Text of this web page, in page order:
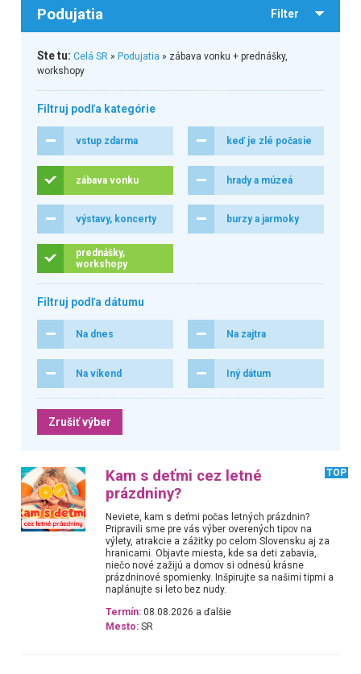
Podujatia Filter
Ste tu: Celá SR» Podujatia » zábava vonku + prednášky,
workshopy
Filtruj podľa kategórie
vstup zdarma keď je zlé počasie
zábava vonku hrady a múzeá
výstavy, koncerty burzy a jarmoky
prednášky,
workshopy
Filtruj podľa dátumu
Na dnes Na zajtra
Na víkend Iný dátum
Zrušiť výber
Kam s deťmi cez letné
prázdniny?
TOP
Neviete, kam s deťmi počas letných prázdnin?
Pripravili sme pre vás výber overených tipov na
výlety, atrakcie a zážitky po celom Slovensku aj za
hranicami. Objavte miesta, kde sa deti zabavia,
niečo nové zažijú a domov si odnesú krásne
prázdninové spomienky. Inšpirujte sa našimi tipmi a
naplánujte si leto bez nudy.
Termín: 08.08.2026 a ďalšie
Mesto: SR